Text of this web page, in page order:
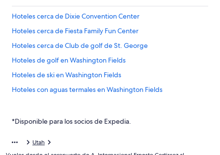
Hoteles cerca de Dixie Convention Center
Hoteles cerca de Fiesta Family Fun Center
Hoteles cerca de Club de golf de St. George
Hoteles de golf en Washington Fields
Hoteles de ski en Washington Fields
Hoteles con aguas termales en Washington Fields
Hoteles cerca de Parque de la ciudad Thunder Junction All
Abilities Park
Hoteles cerca de Zion Factory Stores
*Disponible para los socios de Expedia.
Utah